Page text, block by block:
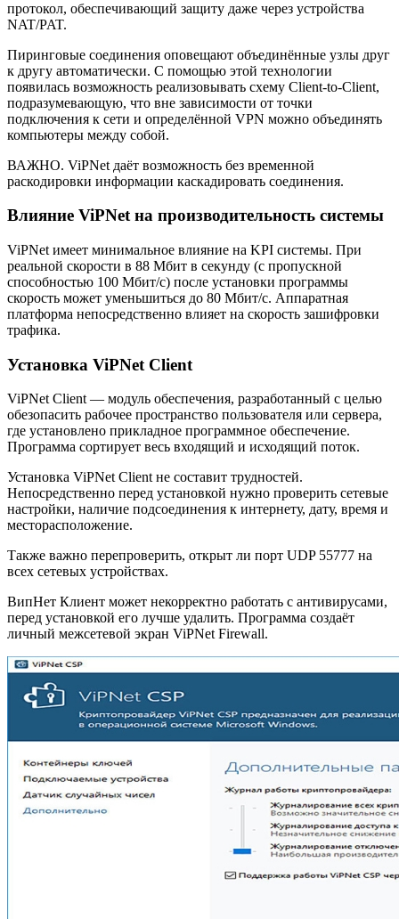
протокол, обеспечивающий защиту даже через устройства
NAT/PAT.
Пиринговые соединения оповещают объединённые узлы друг
к другу автоматически. С помощью этой технологии
появилась возможность реализовывать схему Client-to-Client,
подразумевающую, что вне зависимости от точки
подключения к сети и определённой VPN можно объединять
компьютеры между собой.
ВАЖНО. ViPNet даёт возможность без временной
раскодировки информации каскадировать соединения.
Влияние ViPNet на производительность системы
ViPNet имеет минимальное влияние на KPI системы. При
реальной скорости в 88 Мбит в секунду (с пропускной
способностью 100 Мбит/с) после установки программы
скорость может уменьшиться до 80 Мбит/с. Аппаратная
платформа непосредственно влияет на скорость зашифровки
трафика.
Установка ViPNet Client
ViPNet Client — модуль обеспечения, разработанный с целью
обезопасить рабочее пространство пользователя или сервера,
где установлено прикладное программное обеспечение.
Программа сортирует весь входящий и исходящий поток.
Установка ViPNet Client не составит трудностей.
Непосредственно перед установкой нужно проверить сетевые
настройки, наличие подсоединения к интернету, дату, время и
месторасположение.
Также важно перепроверить, открыт ли порт UDP 55777 на
всех сетевых устройствах.
ВипНет Клиент может некорректно работать с антивирусами,
перед установкой его лучше удалить. Программа создаёт
личный межсетевой экран ViPNet Firewall.